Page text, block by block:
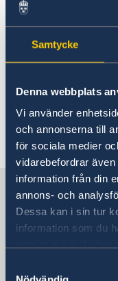
Samtycke
Denna webbplats
Vi använder
och annonserna till
för sociala medier
vidarebefordrar
information från din
annons- och
Dessa kan i sin tur
information som du
Rösta i Kuwait
Pass i Kuwait
Om svenskt
Gifta sig utomlands
Avgifter
Reseinformation
Ambassadens
Aktuella händelser
Terrorism
Naturförhållanden
In- och
Hälso- och sjukvård
Lokala lagar och
Kriminalitet och
Trafiksäkerhet
bil är ofta en
vara svårt att ta
transportmedel.
Senast uppdaterad
Sverige i
Sveriges